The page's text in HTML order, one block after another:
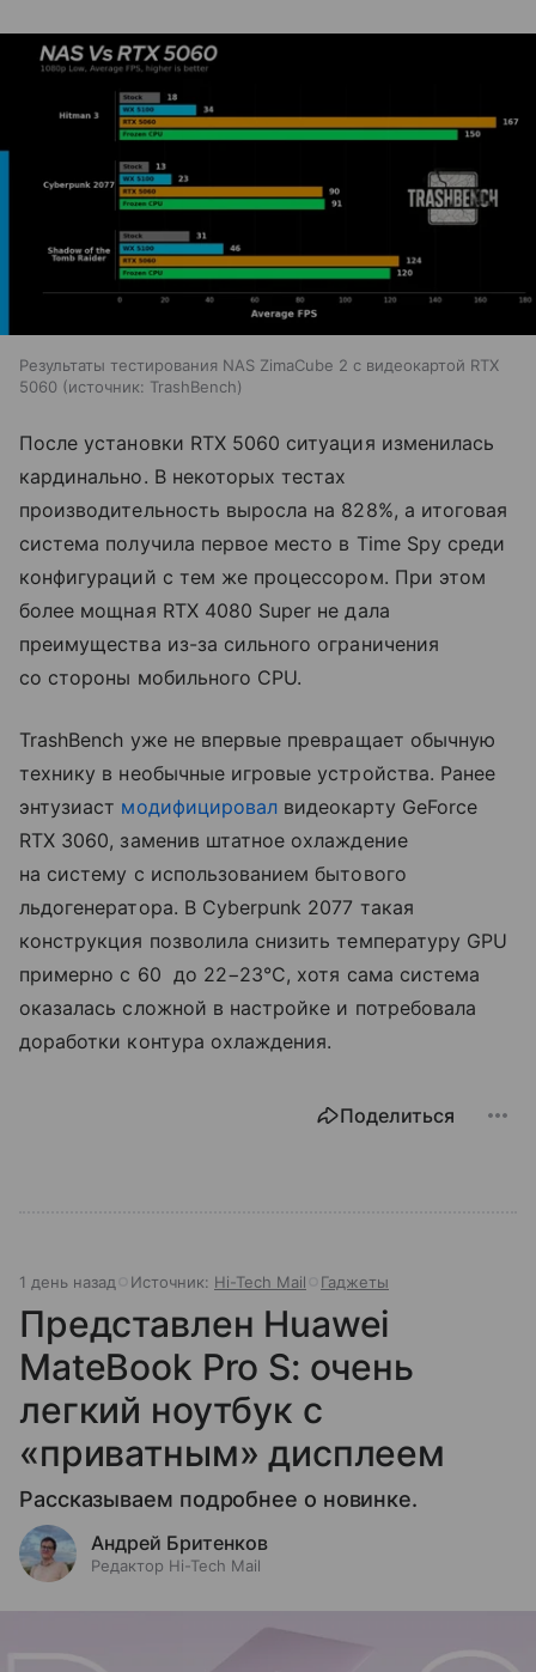
Результаты тестирования NAS ZimaCube 2 с видеокартой RTX
5060
источник: TrashBench
После установки RTX 5060 ситуация изменилась
кардинально. В некоторых тестах
производительность выросла на 828%, а итоговая
система получила первое место в Time Spy среди
конфигураций с тем же процессором. При этом
более мощная RTX 4080 Super не дала
преимущества из-за сильного ограничения
со стороны мобильного CPU.
TrashBench уже не впервые превращает обычную
технику в необычные игровые устройства. Ранее
энтузиаст модифицировал видеокарту GeForce
RTX 3060, заменив штатное охлаждение
на систему с использованием бытового
льдогенератора. В Cyberpunk 2077 такая
конструкция позволила снизить температуру GPU
примерно с 60 до 22−23°C, хотя сама система
оказалась сложной в настройке и потребовала
доработки контура охлаждения.
Поделиться
1 день назад Источник: Hi-Tech Mail Гаджеты
Представлен Huawei
MateBook Pro S: очень
легкий ноутбук с
«приватным» дисплеем
Рассказываем подробнее о новинке.
Андрей Бритенков
Редактор Hi-Tech Mail